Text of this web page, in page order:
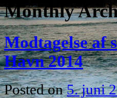
Monthly
Modtagelse af
Havn 2014
Posted on 5. juni